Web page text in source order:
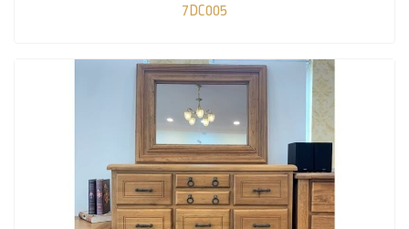
7DC005